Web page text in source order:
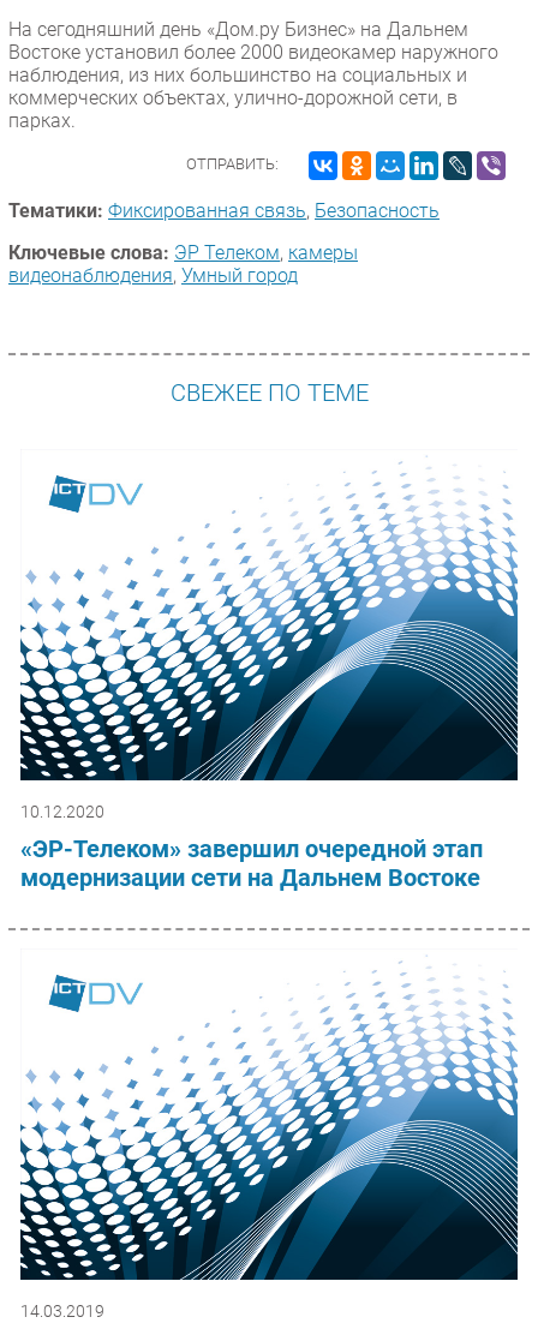
На сегодняшний день «Дом.ру Бизнес» на Дальнем
Востоке установил более 2000 видеокамер наружного
наблюдения, из них большинство на социальных и
коммерческих объектах, улично-дорожной сети, в
парках.
ОТПРАВИТЬ:
Тематики: Фиксированная связь, Безопасность
Ключевые слова: ЭР Телеком, камеры
видеонаблюдения, Умный город
СВЕЖЕЕ ПО ТЕМЕ
10.12.2020
«ЭР-Телеком» завершил очередной этап
модернизации сети на Дальнем Востоке
14.03.2019